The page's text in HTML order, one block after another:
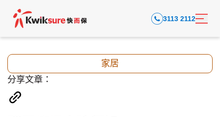
3113 2112
家居
分享文章：